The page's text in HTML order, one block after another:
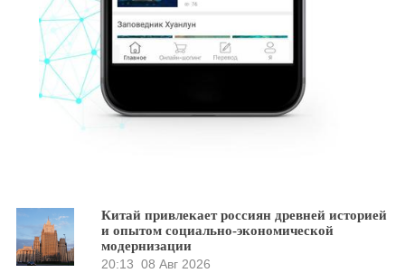
Китай привлекает россиян древней историей
и опытом социально-экономической
модернизации
20:13 08 Авг 2026